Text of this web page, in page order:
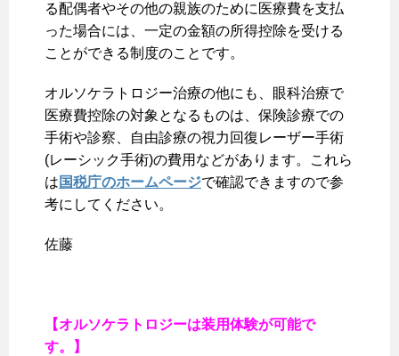
る配偶者やその他の親族のために医療費を支払
った場合には、一定の金額の所得控除を受ける
ことができる制度のことです。
オルソケラトロジー治療の他にも、眼科治療で
医療費控除の対象となるものは、保険診療での
手術や診察、自由診療の視力回復レーザー手術
(レーシック手術)の費用などがあります。これら
は 国税庁のホームページで確認できますので参
考にしてください。
佐藤
【オルソケラトロジーは装用体験が可能で
す。】